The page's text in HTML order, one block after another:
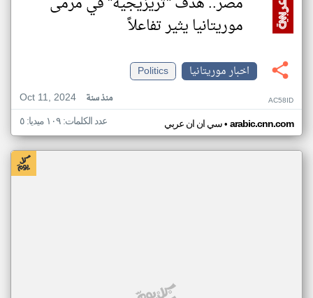
موريتانيا يثير تفاعلاً
اخبار موريتانيا
Politics
Oct 11, 2024
منذ سنة AC58ID
سي ان ان عربي• arabic.cnn.com عدد الكلمات: ١٠٩ ميديا: ٥